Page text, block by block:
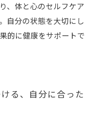
、体と心のセルフケア
自分の状態を大切にし
的に健康をサポートで
る、自分に合った